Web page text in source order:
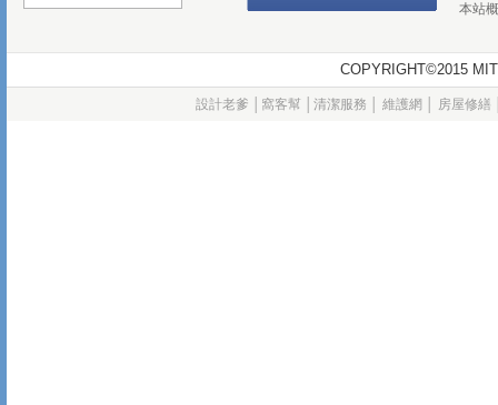
本站
COPYRIGHT©2015
設計老爹 窩客幫 清潔服務 維護網 房屋修繕